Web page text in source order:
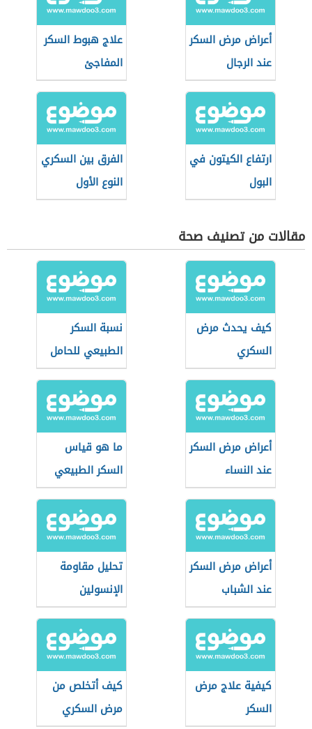
أعراض مرض السكر
عند الرجال
علاج هبوط السكر
المفاجئ
ارتفاع الكيتون في
البول
الفرق بين السكري
النوع الأول
والثاني
مقالات من تصنيف صحة
كيف يحدث مرض
السكري
نسبة السكر
الطبيعي للحامل
أعراض مرض السكر
عند النساء
ما هو قياس
السكر الطبيعي
أعراض مرض السكر
عند الشباب
تحليل مقاومة
الإنسولين
كيفية علاج مرض
السكر
كيف أتخلص من
مرض السكري